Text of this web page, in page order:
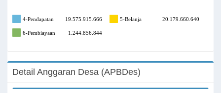
4-Pendapatan 19.575.915.666 5-Belanja 20.179.660.640
6-Pembiayaan 1.244.856.844
Detail Anggaran Desa (APBDes)